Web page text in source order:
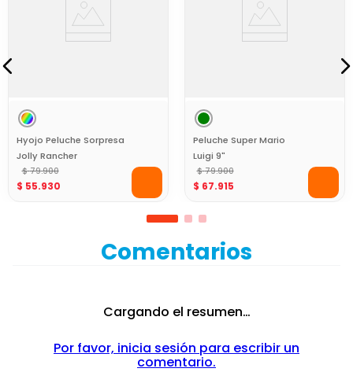
Hyojo Peluche Sorpresa
Jolly Rancher
Coleccionable
$ 79.900
$ 55.930
Peluche Super Mario
Luigi 9"
$ 79.900
$ 67.915
Comentarios
Cargando el resumen…
Por favor, inicia sesión para escribir un
comentario.